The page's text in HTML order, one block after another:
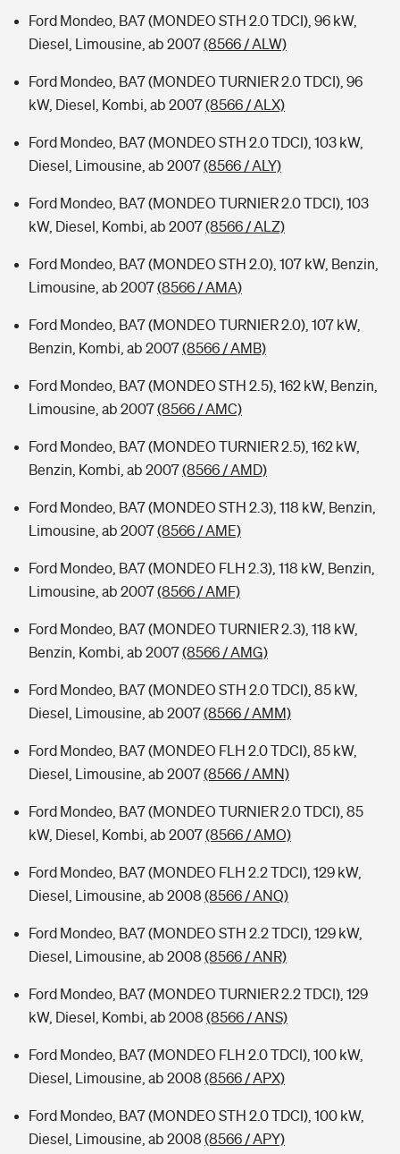
Ford Mondeo, BA7 (MONDEO STH 2.0 TDCI), 96 kW,
Diesel, Limousine, ab 2007(8566 / ALW)
Ford Mondeo, BA7 (MONDEO TURNIER 2.0 TDCI), 96
kW, Diesel, Kombi, ab 2007(8566 / ALX)
Ford Mondeo, BA7 (MONDEO STH 2.0 TDCI), 103 kW,
Diesel, Limousine, ab 2007(8566 / ALY)
Ford Mondeo, BA7 (MONDEO TURNIER 2.0 TDCI), 103
kW, Diesel, Kombi, ab 2007(8566 / ALZ)
Ford Mondeo, BA7 (MONDEO STH 2.0), 107 kW, Benzin,
Limousine, ab 2007(8566 / AMA)
Ford Mondeo, BA7 (MONDEO TURNIER 2.0), 107 kW,
Benzin, Kombi, ab 2007(8566 / AMB)
Ford Mondeo, BA7 (MONDEO STH 2.5), 162 kW, Benzin,
Limousine, ab 2007(8566 / AMC)
Ford Mondeo, BA7 (MONDEO TURNIER 2.5), 162 kW,
Benzin, Kombi, ab 2007(8566 / AMD)
Ford Mondeo, BA7 (MONDEO STH 2.3), 118 kW, Benzin,
Limousine, ab 2007(8566 / AME)
Ford Mondeo, BA7 (MONDEO FLH 2.3), 118 kW, Benzin,
Limousine, ab 2007(8566 / AMF)
Ford Mondeo, BA7 (MONDEO TURNIER 2.3), 118 kW,
Benzin, Kombi, ab 2007(8566 / AMG)
Ford Mondeo, BA7 (MONDEO STH 2.0 TDCI), 85 kW,
Diesel, Limousine, ab 2007(8566 / AMM)
Ford Mondeo, BA7 (MONDEO FLH 2.0 TDCI), 85 kW,
Diesel, Limousine, ab 2007(8566 / AMN)
Ford Mondeo, BA7 (MONDEO TURNIER 2.0 TDCI), 85
kW, Diesel, Kombi, ab 2007(8566 / AMO)
Ford Mondeo, BA7 (MONDEO FLH 2.2 TDCI), 129 kW,
Diesel, Limousine, ab 2008 (8566 / ANQ)
Ford Mondeo, BA7 (MONDEO STH 2.2 TDCI), 129 kW,
Diesel, Limousine, ab 2008 (8566 / ANR)
Ford Mondeo, BA7 (MONDEO TURNIER 2.2 TDCI), 129
kW, Diesel, Kombi, ab 2008 (8566 / ANS)
Ford Mondeo, BA7 (MONDEO FLH 2.0 TDCI), 100 kW,
Diesel, Limousine, ab 2008 (8566 / APX)
Ford Mondeo, BA7 (MONDEO STH 2.0 TDCI), 100 kW,
Diesel, Limousine, ab 2008 (8566 / APY)